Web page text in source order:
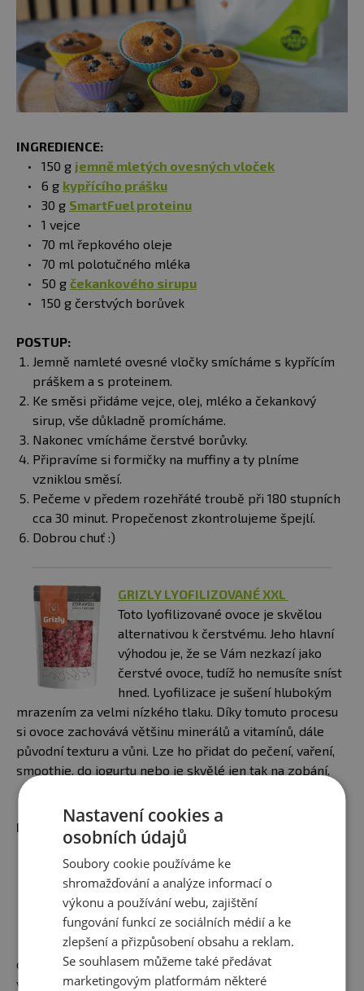
INGREDIENCE:
150 g jemně mletých ovesných vloček
6 g kypřícího prášku
30 g SmartFuel proteinu
1 vejce
70 ml řepkového oleje
70 ml polotučného mléka
50 g čekankového sirupu
150 g čerstvých borůvek
POSTUP:
Jemně namleté ovesné vločky smícháme s kypřícím
práškem a s proteinem.
Ke směsi přidáme vejce, olej, mléko a čekankový
sirup, vše důkladně promícháme.
Nakonec vmícháme čerstvé borůvky.
Připravíme si formičky na muffiny a ty plníme
vzniklou směsí.
Pečeme v předem rozehřáté troubě při 180 stupních
cca 30 minut. Propečenost zkontrolujeme špejlí.
Dobrou chuť :)
GRIZLY LYOFILIZOVANÉ XXL
Toto lyofilizované ovoce je skvělou
alternativou k čerstvému. Jeho hlavní
výhodou je, že se Vám nezkazí jako
čerstvé ovoce, tudíž ho nemusíte sníst
hned. Lyofilizace je sušení hlubokým
mrazením za velmi nízkého tlaku. Díky tomuto procesu
si ovoce zachovává většinu minerálů a vitamínů, dále
původní texturu a vůni. Lze ho přidat do pečení, vaření,
smoothie, do jogurtu nebo je skvělé jen tak na zobání.
Mohlo by Vás zajímat:
FIT KOLÁČ S TVAROHEM A
JABLKY
Pokud hledáte jednoduchý
recept na chutný koláč ve FIT
verzi zcela bze přidaného
cukru, tak jste tady správně! Koláč je vláčný a chuťově
výborný díky kombinaci jablek, skořice a tvarohu.
Nastavení cookies a
osobních údajů
Soubory cookie používáme ke
shromažďování a analýze informací o
výkonu a používání webu, zajištění
fungování funkcí ze sociálních médií a ke
zlepšení a přizpůsobení obsahu a reklam.
Se souhlasem můžeme také předávat
marketingovým platformám některé